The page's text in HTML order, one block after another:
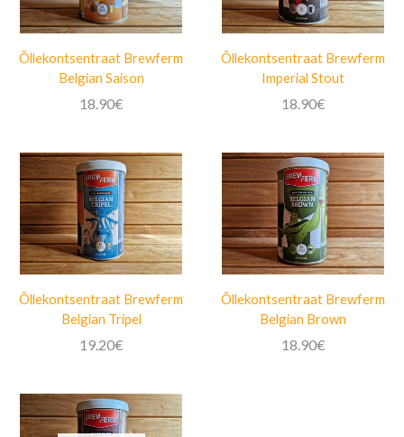
Õllekontsentraat Brewferm
Belgian Saison
18.90€
Õllekontsentraat Brewferm
Imperial Stout
18.90€
Õllekontsentraat Brewferm
Belgian Tripel
19.20€
Õllekontsentraat Brewferm
Belgian Brown
18.90€